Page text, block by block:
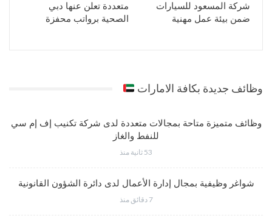
شركة المسعود للسيارات
ضمن بيئة عمل مهنية
متعددة تعلن عنها دبي
الصحية برواتب محفزة
وظائف جديدة بكافة الامارات
وظائف متميزة متاحة بمجالات متعددة لدى شركة تكنيب إف إم سي
للنفط والغاز
53 ثانية منذ
شواغر وظيفية بمجال إدارة الأعمال لدى دائرة الشؤون القانونية
7 دقائق منذ